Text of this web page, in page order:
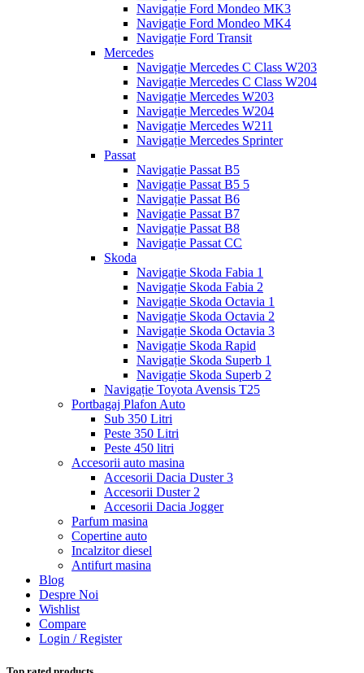
Navigație Ford Mondeo MK3
Navigație Ford Mondeo MK4
Navigație Ford Transit
Mercedes
Navigație Mercedes C Class W203
Navigație Mercedes C Class W204
Navigație Mercedes W203
Navigație Mercedes W204
Navigație Mercedes W211
Navigație Mercedes Sprinter
Passat
Navigație Passat B5
Navigație Passat B5 5
Navigație Passat B6
Navigație Passat B7
Navigație Passat B8
Navigație Passat CC
Skoda
Navigație Skoda Fabia 1
Navigație Skoda Fabia 2
Navigație Skoda Octavia 1
Navigație Skoda Octavia 2
Navigație Skoda Octavia 3
Navigație Skoda Rapid
Navigație Skoda Superb 1
Navigație Skoda Superb 2
Navigație Toyota Avensis T25
Portbagaj Plafon Auto
Sub 350 Litri
Peste 350 Litri
Peste 450 litri
Accesorii auto masina
Accesorii Dacia Duster 3
Accesorii Duster 2
Accesorii Dacia Jogger
Parfum masina
Copertine auto
Incalzitor diesel
Antifurt masina
Blog
Despre Noi
Wishlist
Compare
Login / Register